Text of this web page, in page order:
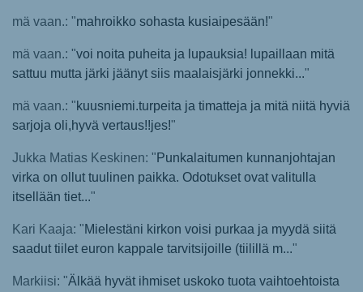
mä vaan.: "mahroikko sohasta kusiaipesään!"
mä vaan.: "voi noita puheita ja lupauksia! lupaillaan mitä
sattuu mutta järki jäänyt siis maalaisjärki jonnekki..."
mä vaan.: "kuusniemi.turpeita ja timatteja ja mitä niitä hyviä
sarjoja oli,hyvä vertaus!!jes!"
Jukka Matias Keskinen: " Punkalaitumen kunnanjohtajan
virka on ollut tuulinen paikka. Odotukset ovat valitulla
itsellään tiet..."
Kari Kaaja: "Mielestäni kirkon voisi purkaa ja myydä siitä
saadut tiilet euron kappale tarvitsijoille (tiilillä m..."
Markiisi: "Älkää hyvät ihmiset uskoko tuota vaihtoehtoista